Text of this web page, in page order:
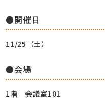
●開催日
11/25（土）
●会場
1階 会議室101